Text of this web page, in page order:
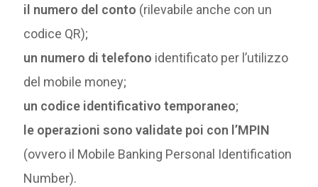
il numero del conto (rilevabile anche con un
codice QR);
un numero di telefono identificato per l’utilizzo
del mobile money;
un codice identificativo temporaneo;
le operazioni sono validate poi con l’MPIN
(ovvero il Mobile Banking Personal Identification
Number).